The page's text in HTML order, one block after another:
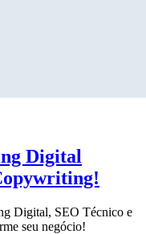
Digital
Digital, SEO Técnico e
seu negócio!